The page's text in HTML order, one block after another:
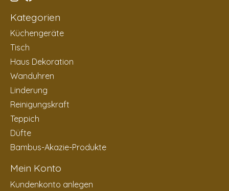
Kategorien
Küchengeräte
Tisch
Haus Dekoration
Wanduhren
Linderung
Reinigungskraft
Teppich
Düfte
Bambus-Akazie-Produkte
Mein Konto
Kundenkonto anlegen